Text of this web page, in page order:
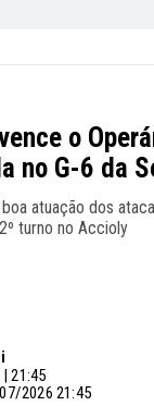
o
no G-6 da
atuação dos
turno no Accioly
21:45
2026 21:45